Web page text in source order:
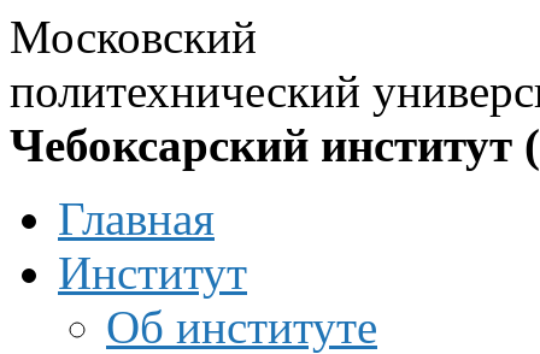
Московский
политехнический
Чебоксарский институт
Главная
Институт
Об институте